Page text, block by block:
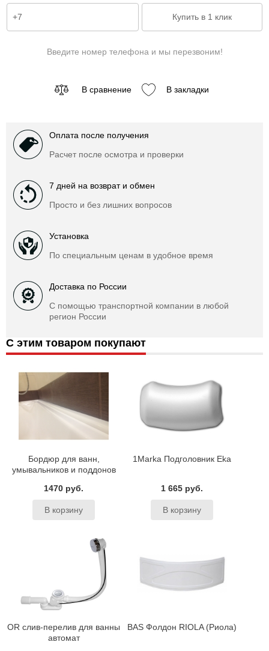
Введите номер телефона и мы перезвоним!
В сравнение В закладки
Оплата после получения
Расчет после осмотра и проверки
7 дней на возврат и обмен
Просто и без лишних вопросов
Установка
По специальным ценам в удобное время
Доставка по России
С помощью транспортной компании в любой
регион России
С этим товаром покупают
Бордюр для ванн,
умывальников и поддонов
1470 руб.
1Marka Подголовник Eka
1 665 руб.
OR слив-перелив для ванны
автомат
BAS Фолдон RIOLA (Риола)